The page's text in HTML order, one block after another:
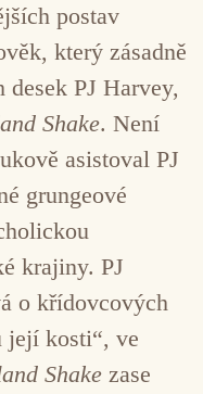
postav
který zásadně
PJ Harvey,
Shake. Není
asistoval PJ
grungeové
krajiny. PJ
o křídovcových
její kosti“, ve
Shake zase